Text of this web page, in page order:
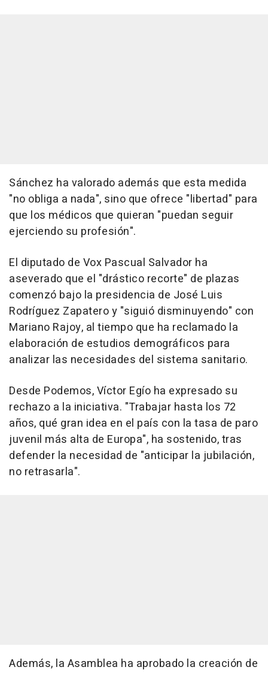
Sánchez ha valorado además que esta medida
"no obliga a nada", sino que ofrece "libertad" para
que los médicos que quieran "puedan seguir
ejerciendo su profesión".
El diputado de Vox Pascual Salvador ha
aseverado que el "drástico recorte" de plazas
comenzó bajo la presidencia de José Luis
Rodríguez Zapatero y "siguió disminuyendo" con
Mariano Rajoy, al tiempo que ha reclamado la
elaboración de estudios demográficos para
analizar las necesidades del sistema sanitario.
Desde Podemos, Víctor Egío ha expresado su
rechazo a la iniciativa. "Trabajar hasta los 72
años, qué gran idea en el país con la tasa de paro
juvenil más alta de Europa", ha sostenido, tras
defender la necesidad de "anticipar la jubilación,
no retrasarla".
Además, la Asamblea ha aprobado la creación de